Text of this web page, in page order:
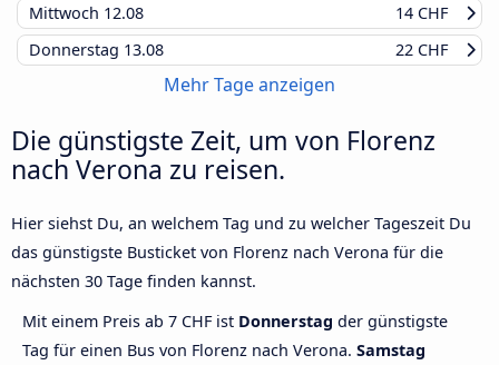
Mittwoch 12.08
14 CHF
Donnerstag 13.08 22 CHF
Mehr Tage anzeigen
Die günstigste Zeit, um von Florenz
nach Verona zu reisen.
Hier siehst Du, an welchem Tag und zu welcher Tageszeit Du
das günstigste Busticket von Florenz nach Verona für die
nächsten 30 Tage finden kannst.
Mit einem Preis ab 7 CHF ist Donnerstag der günstigste
Tag für einen Bus von Florenz nach Verona. Samstag